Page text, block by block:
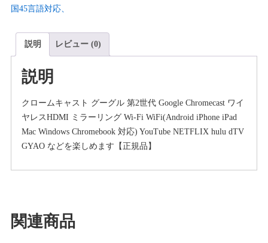
国45言語対応、
説明 レビュー (0)
説明
クロームキャスト グーグル 第2世代 Google Chromecast ワイ
ヤレスHDMI ミラーリング Wi-Fi WiFi(Android iPhone iPad
Mac Windows Chromebook 対応) YouTube NETFLIX hulu dTV
GYAO などを楽しめます【正規品】
関連商品